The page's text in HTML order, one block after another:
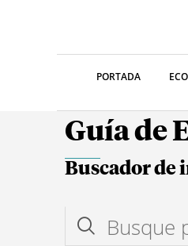
PORTADA
Guía de
Buscador de